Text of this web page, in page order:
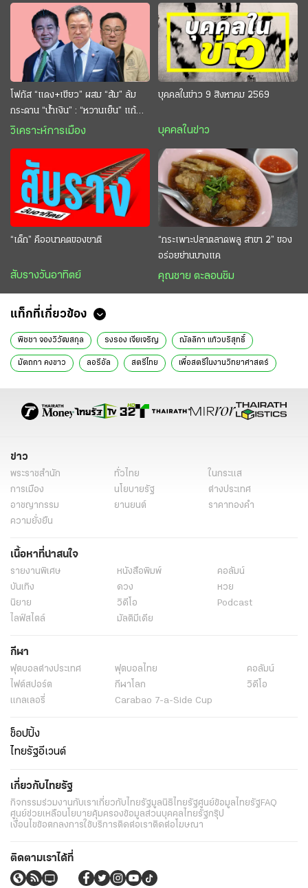
โฟกัส “แดง+เขียว” ผสม “ส้ม” ล้ม
กระดาน “นํ้าเงิน” : “หวานเย็น” แก้
กระหาย “อนุทิน” ดักตีกินสบาย
วิเคราะห์การเมือง
บุคคลในข่าว 9 สิงหาคม 2569
บุคคลในข่าว
“เด็ก” คืออนาคตของชาติ
สับรางวันอาทิตย์
“กระเพาะปลาตลาดพลู สาขา 2” ของ
อร่อยย่านบางแค
คุณชาย ตะลอนชิม
แท็กที่เกี่ยวข้อง
พิชชา จองวิวัฒสกุล รงรอง เจียเจริญ ฌัลลิกา แก้วบริสุทธิ์
มัตถกา คงขาว ลอรีอัล สตรีไทย เพื่อสตรีในงานวิทยาศาสตร์
ข่าว
พระราชสำนัก ทั่วไทย
ในกระแส
การเมือง
นโยบายรัฐ
ต่างประเทศ
อาชญากรรม
ยานยนต์
ราคาทองคำ
ความยั่งยืน
เนื้อหาที่น่าสนใจ
รายงานพิเศษ หนังสือพิมพ์
คอลัมน์
บันเทิง
ดวง
หวย
นิยาย
วิดีโอ
Podcast
ไลฟ์สไตล์
มัลติมีเดีย
กีฬา
ฟุตบอลต่่างประเทศ ฟุตบอลไทย
คอลัมน์
ไฟต์สปอร์ต
กีฬาโลก
วิดีโอ
แกลเลอรี่
Carabao 7-a-Side Cup
ช็อปปิ้ง
ไทยรัฐอีเวนต์
เกี่ยวกับไทยรัฐ
กิจกรรมร่วมงานกับเราเกี่ยวกับไทยรัฐมูลนิธิไทยรัฐศูนย์ข้อมูลไทยรัฐFAQ
ศูนย์ช่วยเหลือนโยบายคุ้มครองข้อมูลส่วนบุคคลไทยรัฐกรุ๊ป
เงื่อนไขข้อตกลงการใช้บริการติดต่อเราติดต่อโฆษณา
ติดตามเราได้ที่